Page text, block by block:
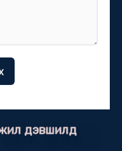
дэвшилд